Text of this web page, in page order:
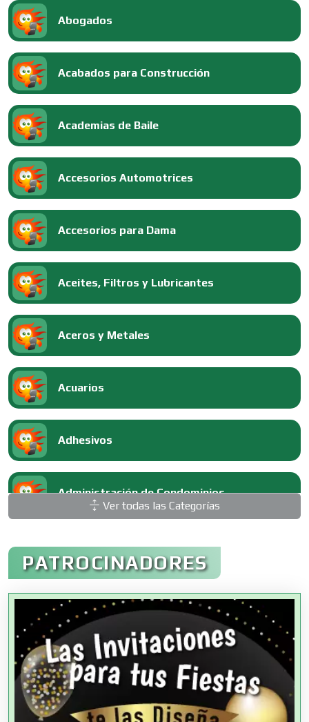
Abogados
Acabados para Construcción
Academias de Baile
Accesorios Automotrices
Accesorios para Dama
Aceites, Filtros y Lubricantes
Aceros y Metales
Acuarios
Adhesivos
Administración de Condominios
Administración de Empresas
Agencias Aduanales
Agencias de Autos
Agencias de Cobranza
Ver todas las Categorías
PATROCINADORES